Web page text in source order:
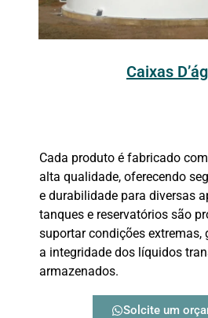
Caixas
Cada produto é fabricado
alta qualidade, oferecendo
e durabilidade para diversas
tanques e reservatórios são
suportar condições extremas,
a integridade dos líquidos
armazenados.
Solcite um